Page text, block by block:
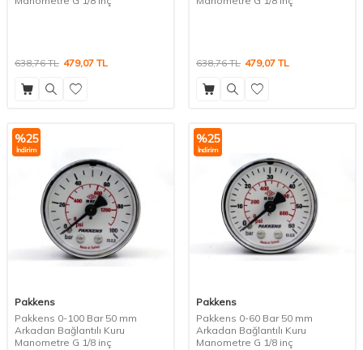
638,76TL 479,07 TL 638,76TL 479,07 TL
%25
İndirim
Pakkens
Pakkens 0-100 Bar 50 mm
Arkadan Bağlantılı Kuru
Manometre G 1/8 inç
%25
İndirim
Pakkens
Pakkens 0-60 Bar 50 mm
Arkadan Bağlantılı Kuru
Manometre G 1/8 inç